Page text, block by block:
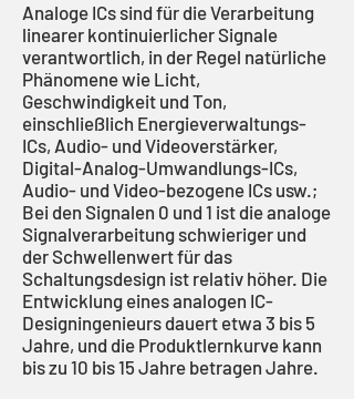
Analoge ICs sind für die Verarbeitung
linearer kontinuierlicher Signale
verantwortlich, in der Regel natürliche
Phänomene wie Licht,
Geschwindigkeit und Ton,
einschließlich Energieverwaltungs-
ICs, Audio- und Videoverstärker,
Digital-Analog-Umwandlungs-ICs,
Audio- und Video-bezogene ICs usw.;
Bei den Signalen 0 und 1 ist die analoge
Signalverarbeitung schwieriger und
der Schwellenwert für das
Schaltungsdesign ist relativ höher. Die
Entwicklung eines analogen IC-
Designingenieurs dauert etwa 3 bis 5
Jahre, und die Produktlernkurve kann
bis zu 10 bis 15 Jahre betragen Jahre.